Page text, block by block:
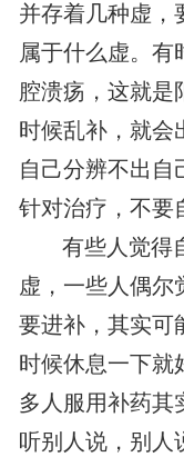
并存着几种虚，
属于什么虚。有
腔溃疡，这就是
时候乱补，就会
自己分辨不出自
针对治疗，不要
有些人觉得
虚，一些人偶尔
要进补，其实可
时候休息一下就
多人服用补药其
听别人说，别人